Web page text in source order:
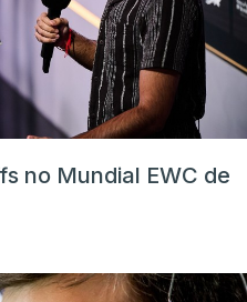
no Mundial EWC de